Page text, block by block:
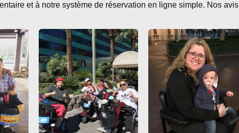
et à notre système de réservation en ligne simple. Nos